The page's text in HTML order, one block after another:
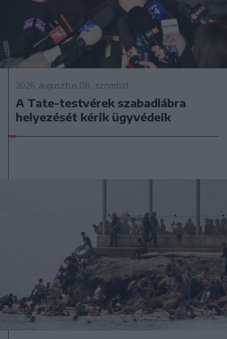
2026. augusztus 08., szombat
A Tate-testvérek szabadlábra
helyezését kérik ügyvédeik